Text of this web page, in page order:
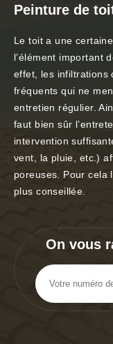
Peinture de
Le toit a une
l’élément important
effet, les infiltrations
fréquents qui ne
entretien régulier.
faut bien sûr
intervention
vent, la pluie, etc.)
poreuses. Pour cela
plus conseillée.
On vous